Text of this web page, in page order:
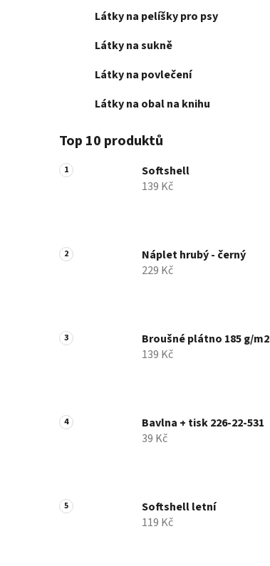
Látky na pelíšky pro psy
Látky na sukně
Látky na povlečení
Látky na obal na knihu
Top 10 produktů
Softshell
139 Kč
Náplet hrubý - černý
229 Kč
Broušné plátno 185 g/m2
139 Kč
Bavlna + tisk 226-22-531
39 Kč
Softshell letní
119 Kč